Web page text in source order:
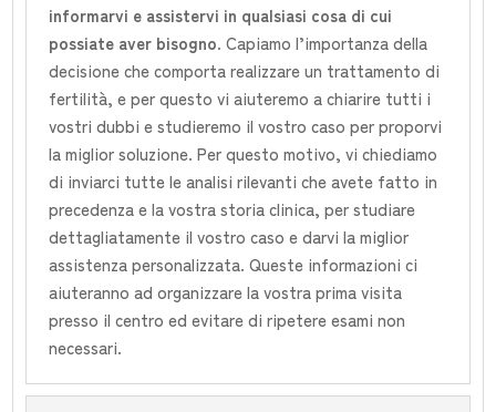
informarvi e assistervi in qualsiasi cosa di cui
possiate aver bisogno. Capiamo l’importanza della
decisione che comporta realizzare un trattamento di
fertilità, e per questo vi aiuteremo a chiarire tutti i
vostri dubbi e studieremo il vostro caso per proporvi
la miglior soluzione. Per questo motivo, vi chiediamo
di inviarci tutte le analisi rilevanti che avete fatto in
precedenza e la vostra storia clinica, per studiare
dettagliatamente il vostro caso e darvi la miglior
assistenza personalizzata. Queste informazioni ci
aiuteranno ad organizzare la vostra prima visita
presso il centro ed evitare di ripetere esami non
necessari.